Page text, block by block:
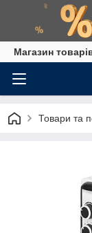
Магазин
Товари та